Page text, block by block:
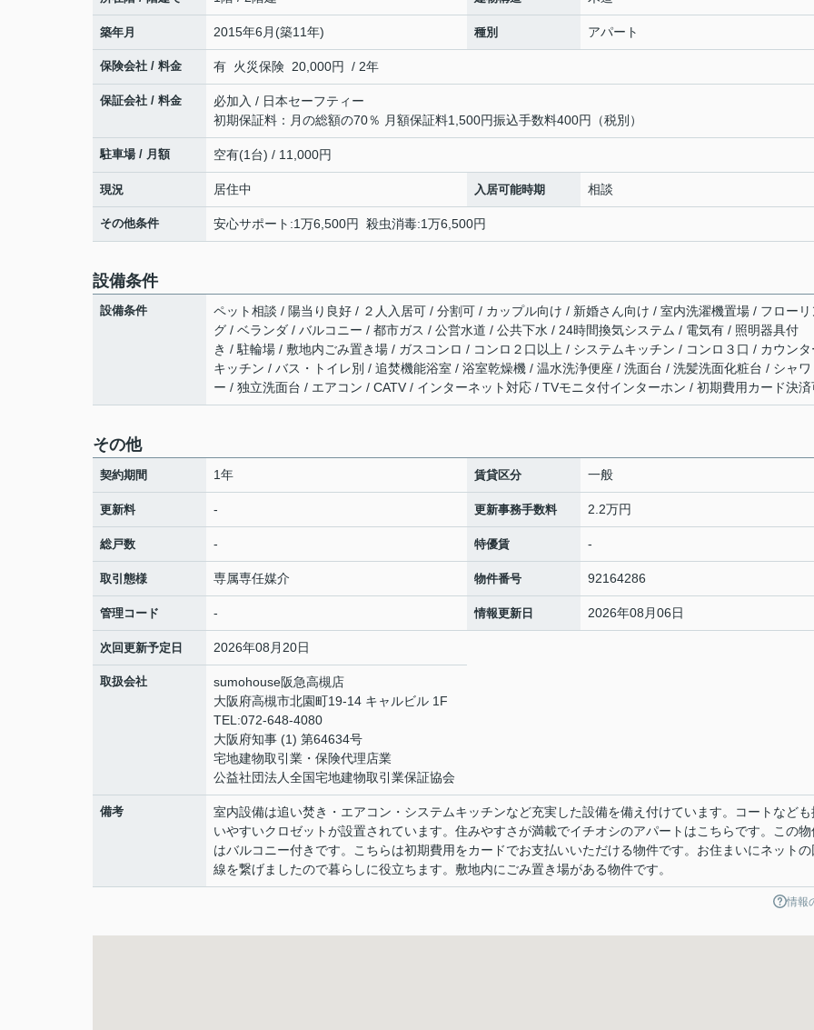
築年月 2015年6月(築11年) 種別 アパート
保険会社 / 料金 有 火災保険 20,000円 / 2年
保証会社 / 料金
必加入 / 日本セーフティー
初期保証料：月の総額の70％ 月額保証料1,500円振込手数料400円（税別）
駐車場 / 月額 空有(1台) / 11,000円
現況 居住中 入居可能時期 相談
その他条件 安心サポート:1万6,500円 殺虫消毒:1万6,500円
設備条件
設備条件
ペット相談 / 陽当り良好 / ２人入居可 / 分割可 / カップル向け / 新婚さん向け / 室内洗濯機置場 / フローリ
グ / ベランダ / バルコニー / 都市ガス / 公営水道 / 公共下水 / 24時間換気システム / 電気有 / 照明器具付
き / 駐輪場 / 敷地内ごみ置き場 / ガスコンロ / コンロ２口以上 / システムキッチン / コンロ３口 / カウンタ
キッチン / バス・トイレ別 / 追焚機能浴室 / 浴室乾燥機 / 温水洗浄便座 / 洗面台 / 洗髪洗面化粧台 / シャワ
ー / 独立洗面台 / エアコン / CATV / インターネット対応 / TVモニタ付インターホン / 初期費用カード決済
その他
契約期間 1年 賃貸区分 一般
更新料 - 更新事務手数料 2.2万円
総戸数 - 特優賃 -
取引態様 専属専任媒介 物件番号 92164286
管理コード - 情報更新日 2026年08月06日
次回更新予定日 2026年08月20日
取扱会社
sumohouse阪急高槻店
大阪府高槻市北園町19-14 キャルビル 1F
TEL:072-648-4080
大阪府知事 (1) 第64634号
宅地建物取引業・保険代理店業
公益社団法人全国宅地建物取引業保証協会
備考
室内設備は追い焚き・エアコン・システムキッチンなど充実した設備を備え付けています。コートなども
いやすいクロゼットが設置されています。住みやすさが満載でイチオシのアパートはこちらです。この物
はバルコニー付きです。こちらは初期費用をカードでお支払いいただける物件です。お住まいにネットの
線を繋げましたので暮らしに役立ちます。敷地内にごみ置き場がある物件です。
情報